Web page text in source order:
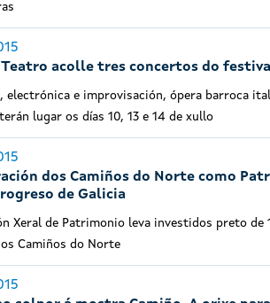
Teatro acolle tres concertos do
electrónica e improvisación, ópera barroca
lugar os días 10, 13 e 14 de xullo
dos Camiños do Norte como
de Galicia
Xeral de Patrimonio leva investidos preto
Camiños do Norte